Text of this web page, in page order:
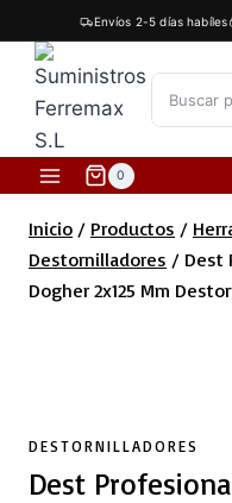
al
contenido
Envíos 2-5 días habíles
0
Inicio / Productos /
Destornilladores / Dest
Dogher 2x125 Mm
DESTORNILLADORES
Dest